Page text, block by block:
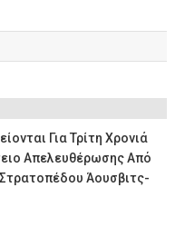
Για Τρίτη Χρονιά
Απελευθέρωσης Από
Άουσβιτς-